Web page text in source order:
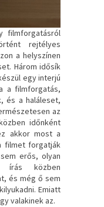
filmforgatásról
rejtélyes
a helyszínen
Három idősík
egy interjú
a filmforgatás,
és a haláleset,
az
időnként
akkor most a
filmet forgatják
erős, olyan
írás közben
és még ő sem
Emiatt
valakinek az.